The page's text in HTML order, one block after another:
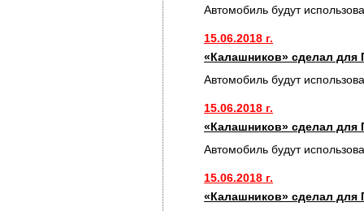
Автомобиль будут
15.06.2018 г.
«Калашников» сделал для
Автомобиль будут
15.06.2018 г.
«Калашников» сделал для
Автомобиль будут
15.06.2018 г.
«Калашников» сделал для